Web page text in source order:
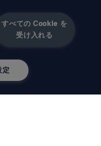
があります。ゲティンゲの
たは一部を複製または使用
るものではありません。
すべての Cookie を
受け入れる